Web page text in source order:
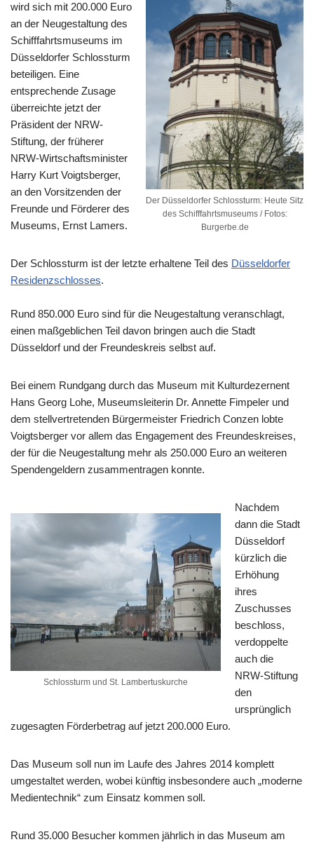
Der Düsseldorfer Schlossturm: Heute Sitz
des Schifffahrtsmuseums / Fotos:
Burgerbe.de
wird sich mit 200.000 Euro
an der Neugestaltung des
Schifffahrtsmuseums im
Düsseldorfer Schlossturm
beteiligen. Eine
entsprechende Zusage
überreichte jetzt der
Präsident der NRW-
Stiftung, der früherer
NRW-Wirtschaftsminister
Harry Kurt Voigtsberger,
an den Vorsitzenden der
Freunde und Förderer des
Museums, Ernst Lamers.
Der Schlossturm ist der letzte erhaltene Teil des Düsseldorfer
Residenzschlosses.
Rund 850.000 Euro sind für die Neugestaltung veranschlagt,
einen maßgeblichen Teil davon bringen auch die Stadt
Düsseldorf und der Freundeskreis selbst auf.
Bei einem Rundgang durch das Museum mit Kulturdezernent
Hans Georg Lohe, Museumsleiterin Dr. Annette Fimpeler und
dem stellvertretenden Bürgermeister Friedrich Conzen lobte
Voigtsberger vor allem das Engagement des Freundeskreises,
der für die Neugestaltung mehr als 250.000 Euro an weiteren
Spendengeldern zusammentragen konnte.
Schlossturm und St. Lambertuskurche
Nachdem
dann die Stadt
Düsseldorf
kürzlich die
Erhöhung
ihres
Zuschusses
beschloss,
verdoppelte
auch die
NRW-Stiftung
den
ursprünglich
zugesagten Förderbetrag auf jetzt 200.000 Euro.
Das Museum soll nun im Laufe des Jahres 2014 komplett
umgestaltet werden, wobei künftig insbesondere auch „moderne
Medientechnik“ zum Einsatz kommen soll.
Rund 35.000 Besucher kommen jährlich in das Museum am